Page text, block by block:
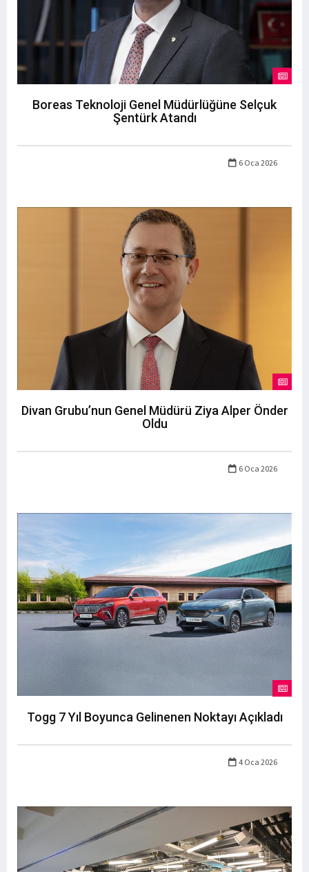
Boreas Teknoloji Genel Müdürlüğüne Selçuk
Şentürk Atandı
6 Oca 2026
Divan Grubu’nun Genel Müdürü Ziya Alper Önder
Oldu
6 Oca 2026
Togg 7 Yıl Boyunca Gelinenen Noktayı Açıkladı
4 Oca 2026